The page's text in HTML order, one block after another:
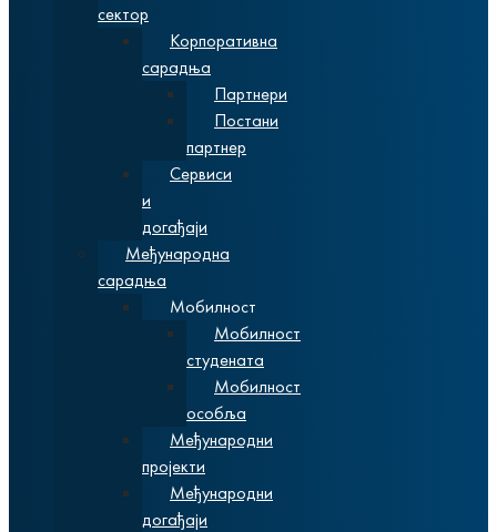
сектор
Корпоративна
сарадња
Партнери
Постани
партнер
Сервиси
и
догађаји
Међународна
сарадња
Мобилност
Мобилност
студената
Мобилност
особља
Међународни
пројекти
Међународни
догађаји